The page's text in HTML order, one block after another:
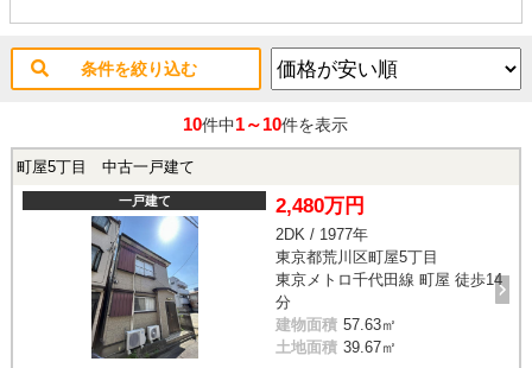
条件を絞り込む
10件中1～10件を表示
町屋5丁目 中古一戸建て
一戸建て 2,480万円
2DK / 1977年
東京都荒川区町屋5丁目
東京メトロ千代田線 町屋 徒歩14
分
建物面積 57.63㎡
土地面積 39.67㎡